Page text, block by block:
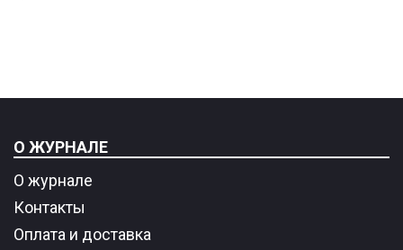
О ЖУРНАЛЕ
О журнале
Контакты
Оплата и доставка